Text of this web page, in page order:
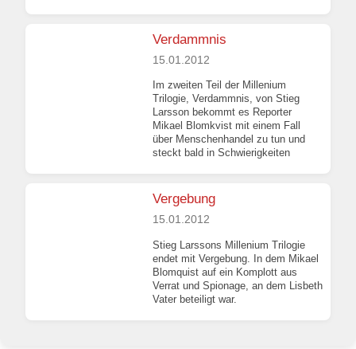
Verdammnis
15.01.2012
Im zweiten Teil der Millenium
Trilogie, Verdammnis, von Stieg
Larsson bekommt es Reporter
Mikael Blomkvist mit einem Fall
über Menschenhandel zu tun und
steckt bald in Schwierigkeiten
Vergebung
15.01.2012
Stieg Larssons Millenium Trilogie
endet mit Vergebung. In dem Mikael
Blomquist auf ein Komplott aus
Verrat und Spionage, an dem Lisbeth
Vater beteiligt war.